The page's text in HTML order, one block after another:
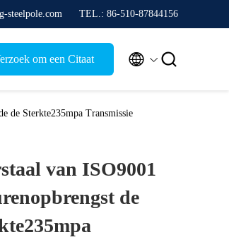
steelpole.com TEL.: 86-510-87844156
om een Citaat  
de Sterkte235mpa Transmissie
van ISO9001
de